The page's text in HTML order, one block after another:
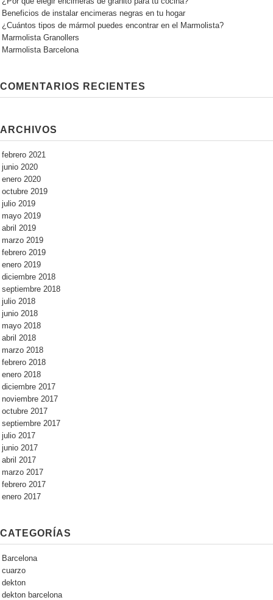
Beneficios de instalar encimeras negras en tu hogar
¿Cuántos tipos de mármol puedes encontrar en el Marmolista?
Marmolista Granollers
Marmolista Barcelona
COMENTARIOS RECIENTES
ARCHIVOS
febrero 2021
junio 2020
enero 2020
octubre 2019
julio 2019
mayo 2019
abril 2019
marzo 2019
febrero 2019
enero 2019
diciembre 2018
septiembre 2018
julio 2018
junio 2018
mayo 2018
abril 2018
marzo 2018
febrero 2018
enero 2018
diciembre 2017
noviembre 2017
octubre 2017
septiembre 2017
julio 2017
junio 2017
abril 2017
marzo 2017
febrero 2017
enero 2017
CATEGORÍAS
Barcelona
cuarzo
dekton
dekton barcelona